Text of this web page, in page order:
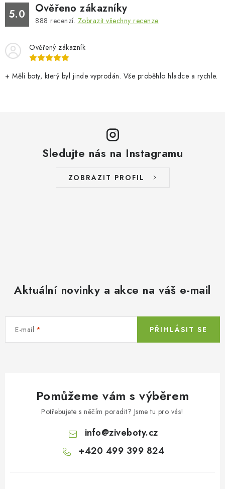
5.0 Ověřeno zákazníky
888 recenzí. Zobrazit všechny recenze
Ověřený zákazník
+ Měli boty, který byl jinde vyprodán. Vše proběhlo hladce a rychle.
Sledujte nás na Instagramu
ZOBRAZIT PROFIL
Aktuální novinky a akce na váš e-mail
E-mail PŘIHLÁSIT SE
Pomůžeme vám s výběrem
Potřebujete s něčím poradit? Jsme tu pro vás!
info@ziveboty.cz
+420 499 399 824